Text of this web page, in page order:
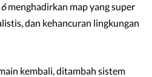
menghadirkan map yang super
dan kehancuran lingkungan
kembali, ditambah sistem